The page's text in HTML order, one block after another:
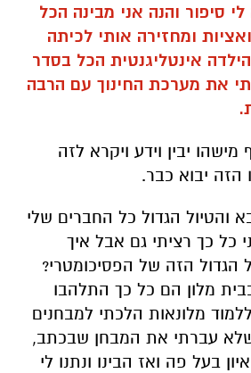
סיפור והנה אני מבינה הכל
ומחזירה אותי לכיתה
אינטליגנטית הכל בסדר
את מערכת החינוך עם הרבה
יבין וידע ויקרא לזה
יבוא כבר.
והטיול הגדול כל החברים שלי
כל כך רציתי גם אבל איך
הזה של הפסיכומטרי?
מלון הם כל כך התלהבו
מלונאות הלכתי למבחנים
שלא עברתי את המבחן שבכתב,
בעל פה ואז הבינו ונתנו לי